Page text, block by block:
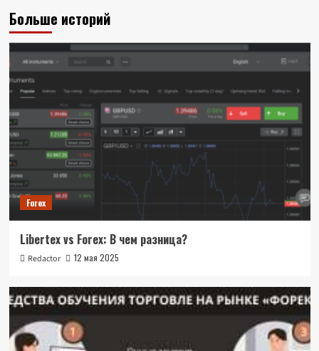
Больше историй
Forex
Libertex vs Forex: В чем разница?
Redactor 12 мая 2025